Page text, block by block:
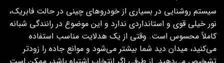
سیستم روشنایی در بسیاری از خودروهای چینی در حالت فابریک،
نور خیلی قوی و استانداردی ندارد و این موضوع در رانندگی شبانه
کاملاً محسوس است. وقتی از یک هدلایت مناسب استفاده
می‌کنید، میدان دید شما بیشتر می‌شود و موانع جاده را زودتر